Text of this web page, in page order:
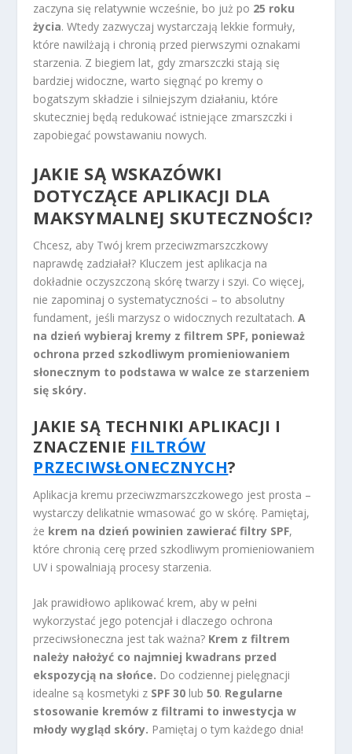
zaczyna się relatywnie wcześnie, bo już po 25 roku
życia. Wtedy zazwyczaj wystarczają lekkie formuły,
które nawilżają i chronią przed pierwszymi oznakami
starzenia. Z biegiem lat, gdy zmarszczki stają się
bardziej widoczne, warto sięgnąć po kremy o
bogatszym składzie i silniejszym działaniu, które
skuteczniej będą redukować istniejące zmarszczki i
zapobiegać powstawaniu nowych.
JAKIE SĄ WSKAZÓWKI
DOTYCZĄCE APLIKACJI DLA
MAKSYMALNEJ SKUTECZNOŚCI?
Chcesz, aby Twój krem przeciwzmarszczkowy
naprawdę zadziałał? Kluczem jest aplikacja na
dokładnie oczyszczoną skórę twarzy i szyi. Co więcej,
nie zapominaj o systematyczności – to absolutny
fundament, jeśli marzysz o widocznych rezultatach.A
na dzień wybieraj kremy z filtrem SPF, ponieważ
ochrona przed szkodliwym promieniowaniem
słonecznym to podstawa w walce ze starzeniem
się skóry.
JAKIE SĄ TECHNIKI APLIKACJI I
ZNACZENIE FILTRÓW
PRZECIWSŁONECZNYCH?
Aplikacja kremu przeciwzmarszczkowego jest prosta –
wystarczy delikatnie wmasować go w skórę. Pamiętaj,
że krem na dzień powinien zawierać filtry SPF,
które chronią cerę przed szkodliwym promieniowaniem
UV i spowalniają procesy starzenia.
Jak prawidłowo aplikować krem, aby w pełni
wykorzystać jego potencjał i dlaczego ochrona
przeciwsłoneczna jest tak ważna? Krem z filtrem
należy nałożyć co najmniej kwadrans przed
ekspozycją na słońce. Do codziennej pielęgnacji
idealne są kosmetyki z SPF 30 lub50. Regularne
stosowanie kremów z filtrami to inwestycja w
młody wygląd skóry. Pamiętaj o tym każdego dnia!